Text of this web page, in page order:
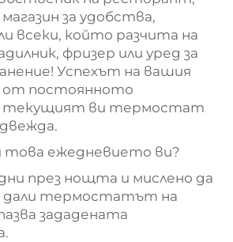
за удобства,
всеки, който разчита на
фризер или уред за
Успехът на вашия
от постоянното
текущият ви термостат
това ежедневието ви?
през нощта и мислено да
дали термостатът на
зададената